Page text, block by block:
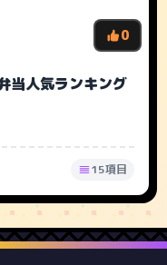
0
当人気ランキング
15項目